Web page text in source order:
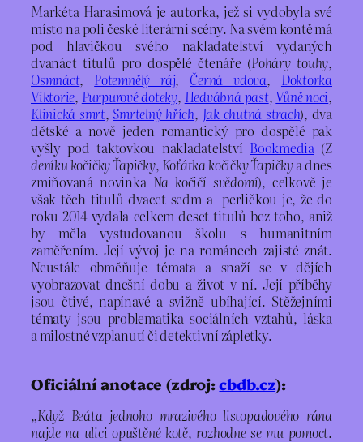
Markéta Harasimová je autorka, jež si vydobyla své
místo na poli české literární scény. Na svém kontě má
pod hlavičkou svého nakladatelství vydaných
dvanáct titulů pro dospělé čtenáře (Poháry touhy,
Osmnáct, Potemnělý ráj, Černá vdova, Doktorka
Viktorie, Purpurové doteky, Hedvábná past, Vůně noci,
Klinická smrt, Smrtelný hřích, Jak chutná strach), dva
dětské a nově jeden romantický pro dospělé pak
vyšly pod taktovkou nakladatelství Bookmedia(Z
deníku kočičky Ťapičky, Koťátka kočičky Ťapičkya dnes
zmiňovaná novinka Na kočičí svědomí), celkově je
však těch titulů dvacet sedm a perličkou je, že do
roku 2014 vydala celkem deset titulů bez toho, aniž
by měla vystudovanou školu s humanitním
zaměřením. Její vývoj je na románech zajisté znát.
Neustále obměňuje témata a snaží se v dějích
vyobrazovat dnešní dobu a život v ní. Její příběhy
jsou čtivé, napínavé a svižně ubíhající. Stěžejními
tématy jsou problematika sociálních vztahů, láska
a milostné vzplanutí či detektivní zápletky.
Oficiální anotace (zdroj:cbdb.cz):
„Když Beáta jednoho mrazivého listopadového rána
najde na ulici opuštěné kotě, rozhodne se mu pomoct.